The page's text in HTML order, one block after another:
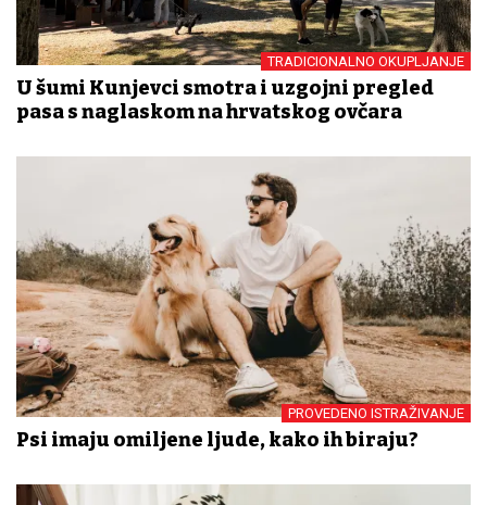
TRADICIONALNO OKUPLJANJE
U šumi Kunjevci smotra i uzgojni pregled
pasa s naglaskom na hrvatskog ovčara
PROVEDENO ISTRAŽIVANJE
Psi imaju omiljene ljude, kako ih biraju?